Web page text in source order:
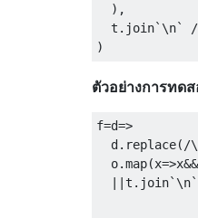
),
  t
. join` \n`
)
ตัวอย่างการทด
f=d=>
  d
. replace( /
  o
.map(x=>x&&
t . join` \n`